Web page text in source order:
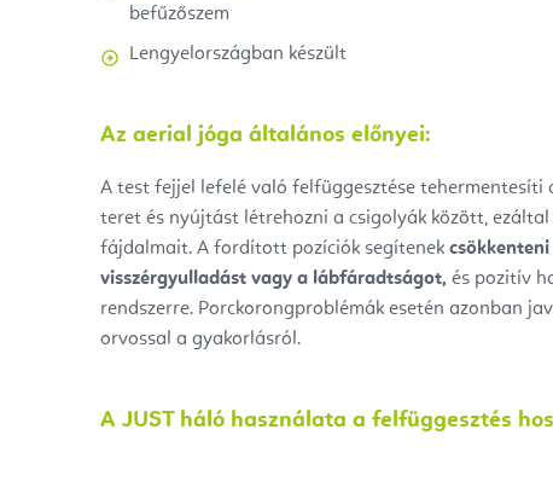
befűzőszem
Lengyelországban készült
Az aerial jóga általános előnyei:
A test fejjel lefelé való felfüggesztése tehermentesíti
teret és nyújtást létrehozni a csigolyák között,
fájdalmait. A fordított pozíciók segítenek
visszérgyulladást vagy a lábfáradtságot, és pozitív
rendszerre. Porckorongproblémák esetén azonban
orvossal a gyakorlásról.
A JUST háló használata a felfüggesztés